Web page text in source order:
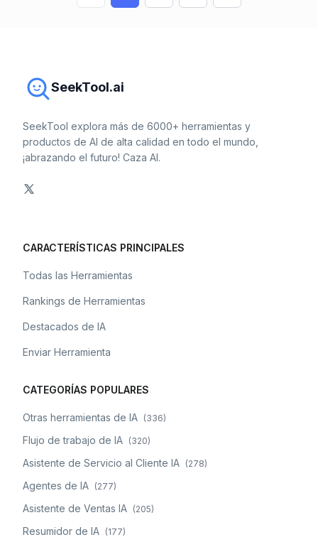
SeekTool.ai
SeekTool explora más de 6000+ herramientas y
productos de AI de alta calidad en todo el mundo,
¡abrazando el futuro! Caza AI.
CARACTERÍSTICAS PRINCIPALES
Todas las Herramientas
Rankings de Herramientas
Destacados de IA
Enviar Herramienta
CATEGORÍAS POPULARES
Otras herramientas de IA (336)
Flujo de trabajo de IA (320)
Asistente de Servicio al Cliente IA (278)
Agentes de IA (277)
Asistente de Ventas IA (205)
Resumidor de IA (177)